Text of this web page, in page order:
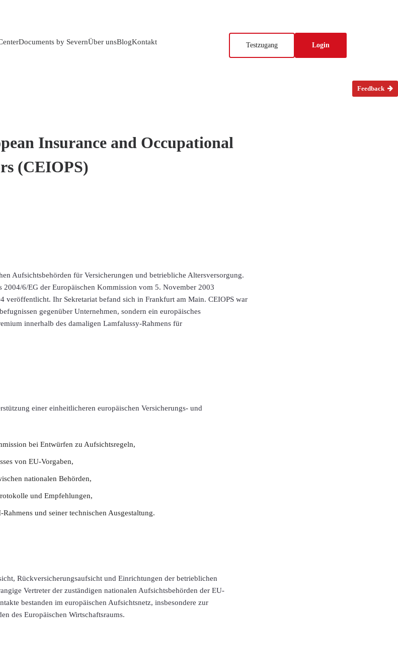
Testzugang Login
Documents by SevernÜber unsBlogKontakt
Feedback
Insurance and Occupational
(CEIOPS)
Aufsichtsbehörden für Versicherungen und betriebliche Altersversorgung.
6/EG der Europäischen Kommission vom 5. November 2003
veröffentlicht. Ihr Sekretariat befand sich in Frankfurt am Main. CEIOPS war
gegenüber Unternehmen, sondern ein europäisches
innerhalb des damaligen Lamfalussy-Rahmens für
einer einheitlicheren europäischen Versicherungs- und
bei Entwürfen zu Aufsichtsregeln,
von EU-Vorgaben,
nationalen Behörden,
und Empfehlungen,
und seiner technischen Ausgestaltung.
Rückversicherungsaufsicht und Einrichtungen der betrieblichen
Vertreter der zuständigen nationalen Aufsichtsbehörden der EU-
bestanden im europäischen Aufsichtsnetz, insbesondere zur
des Europäischen Wirtschaftsraums.